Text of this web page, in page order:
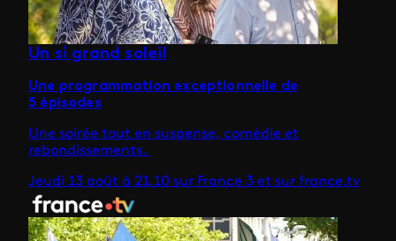
Un si grand soleil
Une programmation exceptionnelle de
5 épisodes
Une soirée tout en suspense, comédie et
rebondissements.
Jeudi 13 août à 21.10 sur France 3 et sur france.tv